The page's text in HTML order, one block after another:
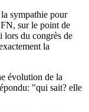
sympathie pour
sur le point de
lors du congrès de
la
évolution de la
"qui sait? elle